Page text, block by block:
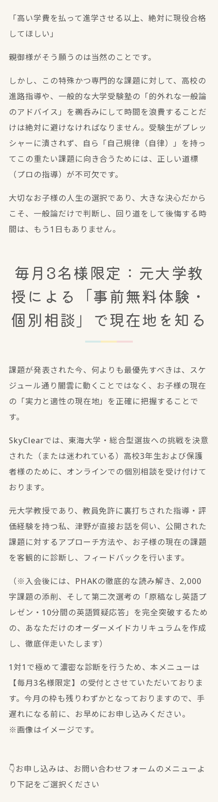
「高い学費を払って進学させる以上、絶対に現役合格
してほしい」
親御様がそう願うのは当然のことです。
しかし、この特殊かつ専門的な課題に対して、高校の
進路指導や、一般的な大学受験塾の「的外れな一般論
のアドバイス」を鵜呑みにして時間を浪費することだ
けは絶対に避けなければなりません。受験生がプレッ
シャーに潰されず、自ら「自己規律（自律）」を持っ
てこの重たい課題に向き合うためには、正しい道標
（プロの指導）が不可欠です。
大切なお子様の人生の選択であり、大きな決心だから
こそ、一般論だけで判断し、回り道をして後悔する時
間は、もう1日もありません。
毎月3名様限定：元大学教
授による「事前無料体験・
個別相談」で現在地を知る
課題が発表された今、何よりも最優先すべきは、スケ
ジュール通り闇雲に動くことではなく、 お子様の現在
の「実力と適性の現在地」を正確に把握すること で
す。
SkyClearでは、東海大学・総合型選抜への挑戦を決意
された（または迷われている）高校3年生および保護
者様のために、オンラインでの個別相談を受け付けて
おります。
元大学教授であり、教員免許に裏打ちされた指導・評
価経験を持つ私、津野が直接お話を伺い、 公開された
課題に対するアプローチ方法や、お子様の現在の課題
を客観的に診断し、フィードバック を行います。
（※入会後には、PHAKの徹底的な読み解き、2,000
字課題の添削、そして第二次選考の「原稿なし英語プ
レゼン・10分間の英語質疑応答」を完全突破するため
の、あなただけのオーダーメイドカリキュラムを作成
し、徹底伴走いたします）
1対1で極めて濃密な診断を行うため、本メニューは
【毎月3名様限定】の受付とさせていただいておりま
す。今月の枠も残りわずかとなっておりますので、手
遅れになる前に、お早めにお申し込みください。
※画像はイメージです。
👇お申し込みは、お問い合わせフォームのメニューよ
り下記をご選択ください